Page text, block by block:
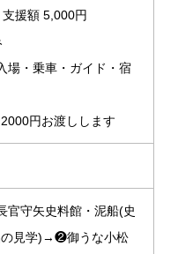
援額 5,000円
場・乗車・ガイド・宿
円お渡しします
守矢史料館・泥船(史
の見学)→❷御うな小松